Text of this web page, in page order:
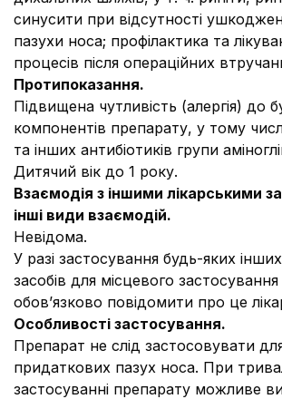
синусити при відсутності
пазухи носа; профілактика та
процесів після операційних
Протипоказання.
Підвищена чутливість (алергія) до
компонентів препарату, у тому
та інших антибіотиків групи
Дитячий вік до 1 року.
Взаємодія з іншими лікарськими
інші види взаємодій.
Невідома.
У разі застосування будь-яких
засобів для місцевого застосування
обов’язково повідомити про це
Особливості застосування.
Препарат не слід застосовувати
придаткових пазух носа. При
застосуванні препарату можливе